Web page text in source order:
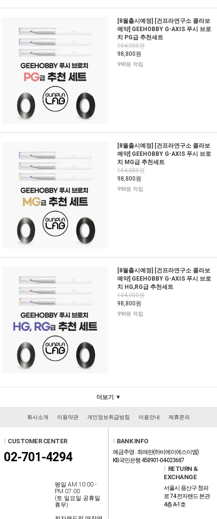
[8월출시예정] [건프라연구소 콜라보
예약] GEEHOBBY G-AXIS 푸시 브로
치 PG급 추천세트
104,000원
98,800원
990원 적립
[8월출시예정] [건프라연구소 콜라보
예약] GEEHOBBY G-AXIS 푸시 브로
치 MG급 추천세트
104,000원
98,800원
990원 적립
[8월출시예정] [건프라연구소 콜라보
예약] GEEHOBBY G-AXIS 푸시 브로
치 HG,RG급 추천세트
104,000원
98,800원
990원 적립
더보기 ▼
회사소개 이용약관 개인정보취급방침 이용안내 제휴문의
CUSTOMER CENTER
02-701-4294
평일 AM 10:00 -
PM 07:00
(토.일요일.공휴일
휴무)
BANK INFO
예금주명 : 최애란(하비에이에스이엠)
KB국민은행 458901-04-023687
RETURN &
EXCHANGE
서울시 용산구 청파
로 74 전자랜드 본관
4층 A-1호